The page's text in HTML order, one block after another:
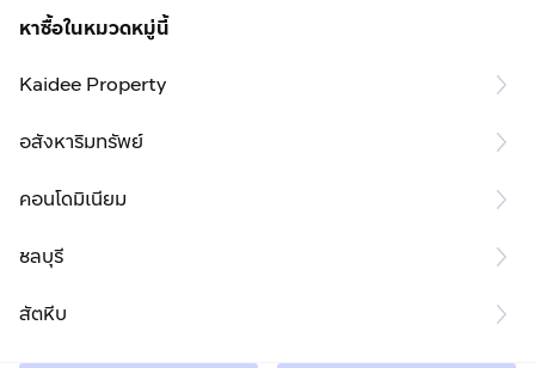
หาซื้อในหมวดหมู่นี้
Kaidee Property
อสังหาริมทรัพย์
คอนโดมิเนียม
ชลบุรี
สัตหีบ